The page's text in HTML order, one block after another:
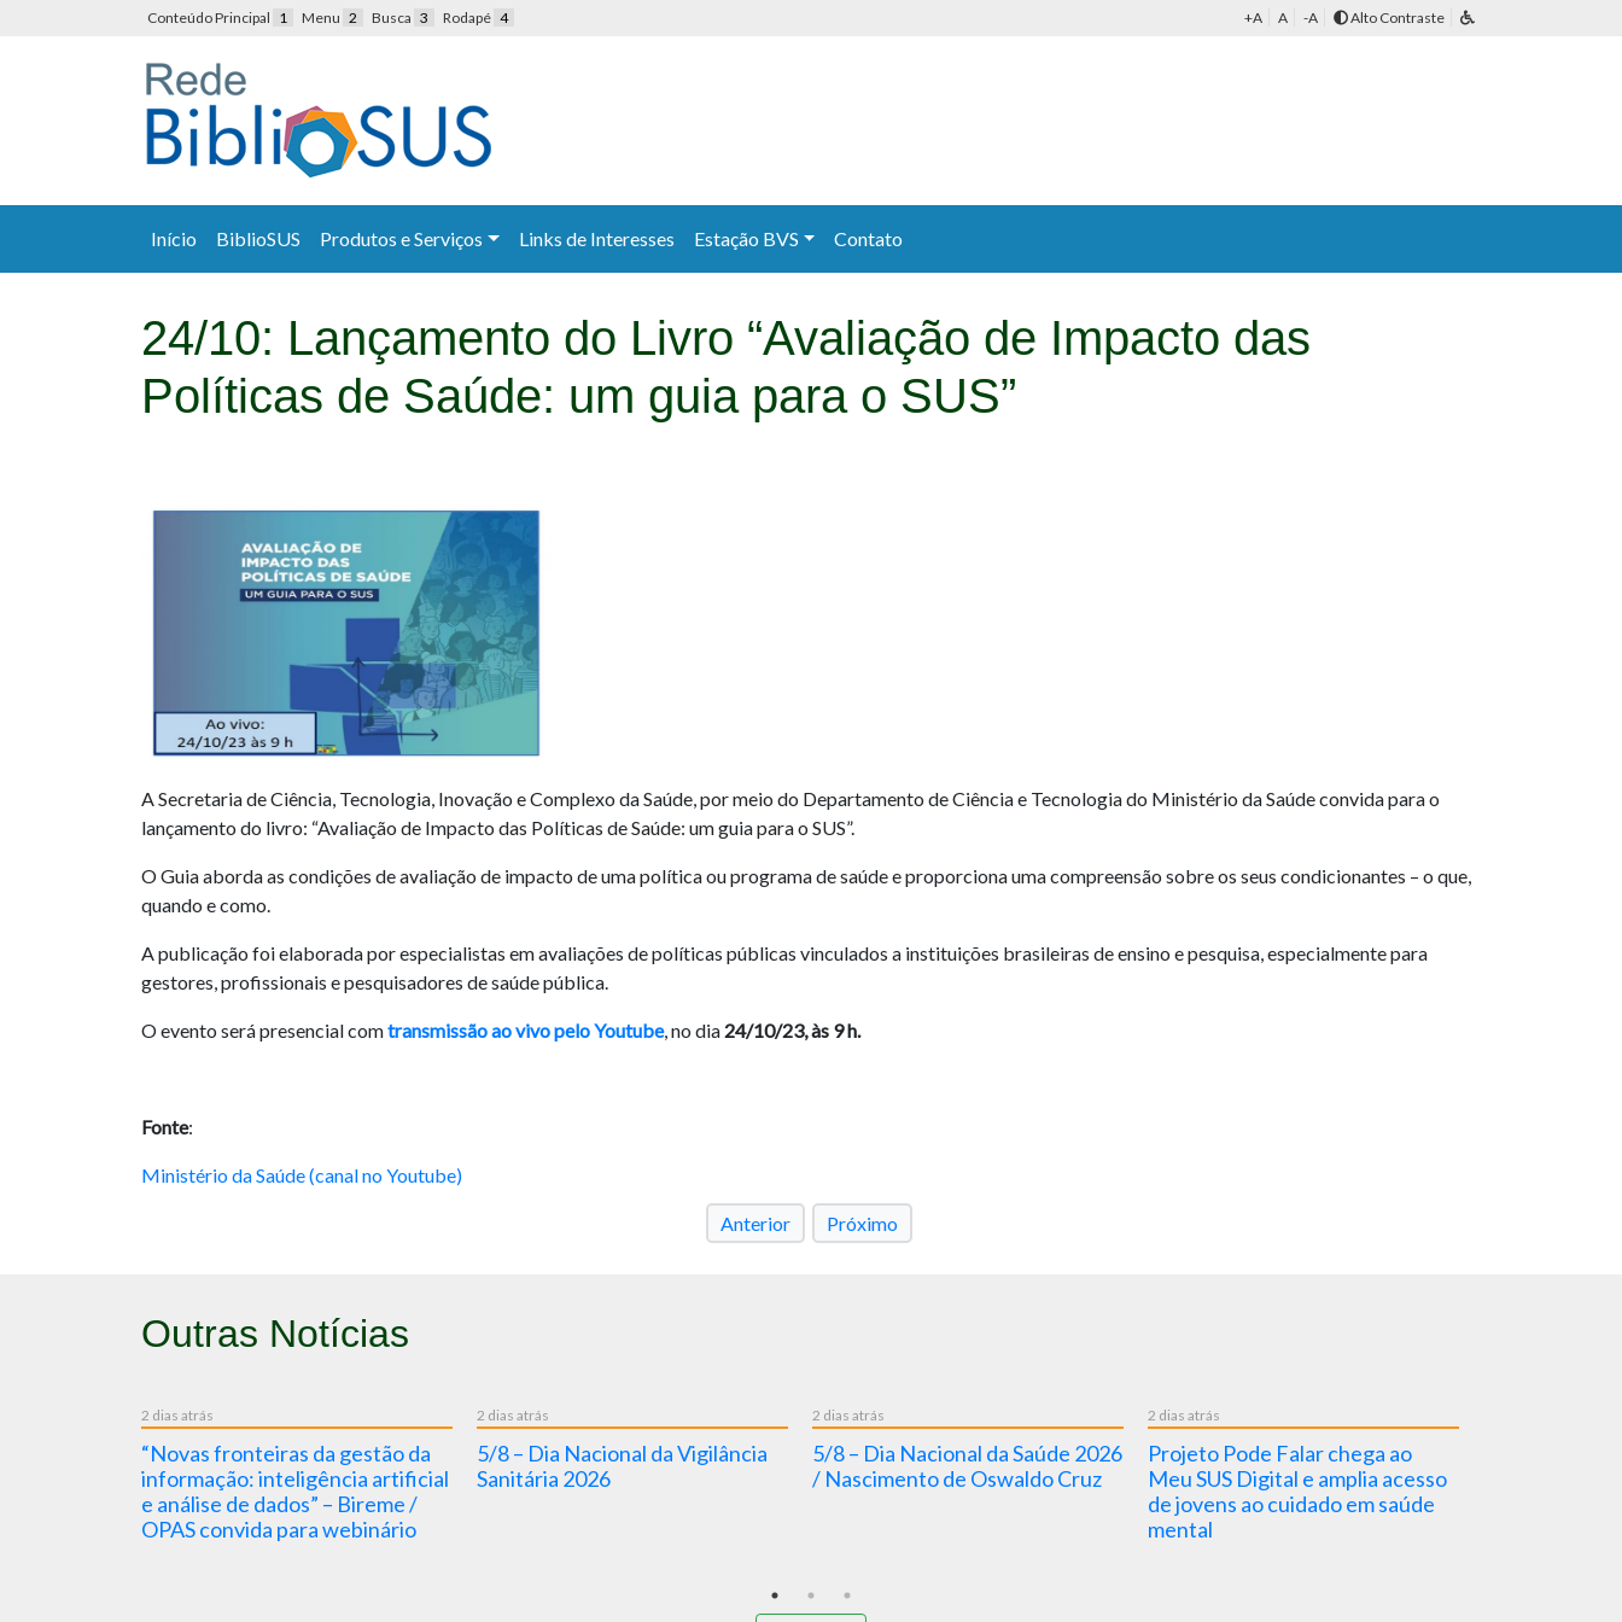
Conteúdo Principal 1 Menu 2 Busca 3 Rodapé 4 +A A -A Alto Contraste
Início BiblioSUS Produtos e Serviços Links de Interesses Estação BVS Contato
24/10: Lançamento do Livro “Avaliação de Impacto das
Políticas de Saúde: um guia para o SUS”
A Secretaria de Ciência, Tecnologia, Inovação e Complexo da Saúde, por meio do Departamento de Ciência e Tecnologia do Ministério da Saúde convida para o
lançamento do livro: “Avaliação de Impacto das Políticas de Saúde: um guia para o SUS”.
O Guia aborda as condições de avaliação de impacto de uma política ou programa de saúde e proporciona uma compreensão sobre os seus condicionantes – o que,
quando e como.
A publicação foi elaborada por especialistas em avaliações de políticas públicas vinculados a instituições brasileiras de ensino e pesquisa, especialmente para
gestores, profissionais e pesquisadores de saúde pública.
O evento será presencial comtransmissão ao vivo pelo Youtube, no dia 24/10/23, às 9 h.
Fonte:
Ministério da Saúde (canal no Youtube)
Anterior Próximo
Outras Notícias
2 dias atrás
“Novas fronteiras da gestão da
informação: inteligência artificial
e análise de dados” – Bireme /
OPAS convida para webinário
2 dias atrás
5/8 – Dia Nacional da Vigilância
Sanitária 2026
2 dias atrás
5/8 – Dia Nacional da Saúde 2026
/ Nascimento de Oswaldo Cruz
2 dias atrás
Projeto Pode Falar chega ao
Meu SUS Digital e amplia acesso
de jovens ao cuidado em saúde
mental